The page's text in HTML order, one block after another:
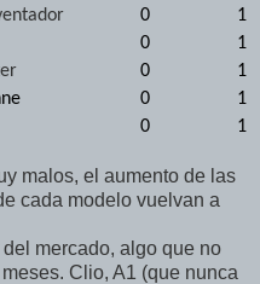
0
1
0
1
0
1
0
1
0 1
malos, el aumento de las
cada modelo vuelvan a
mercado, algo que no
Clio, A1 (que nunca